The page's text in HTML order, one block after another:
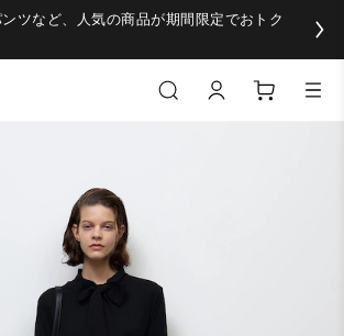
ツなど、人気の商品が期間限定でおトク